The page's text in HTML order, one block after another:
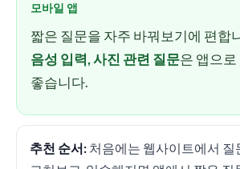
모바일 앱
짧은 질문을 자주 바꿔보기에 편합
음성 입력, 사진 관련 질문은 앱으
좋습니다.
추천 순서: 처음에는 웹사이트에서 질